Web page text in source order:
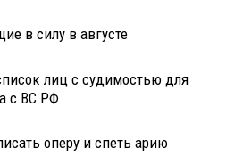
в силу в августе
лиц с судимостью для
с ВС РФ
оперу и спеть арию